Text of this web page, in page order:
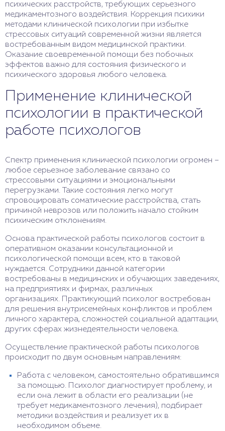
психических расстройств, требующих серьезного
медикаментозного воздействия. Коррекция психики
методами клинической психологии при избытке
стрессовых ситуаций современной жизни является
востребованным видом медицинской практики.
Оказание своевременной помощи без побочных
эффектов важно для состояния физического и
психического здоровья любого человека.
Применение клинической
психологии в практической
работе психологов
Спектр применения клинической психологии огромен –
любое серьезное заболевание связано со
стрессовыми ситуациями и эмоциональными
перегрузками. Такие состояния легко могут
спровоцировать соматические расстройства, стать
причиной неврозов или положить начало стойким
психическим отклонениям.
Основа практической работы психологов состоит в
оперативном оказании консультационной и
психологической помощи всем, кто в таковой
нуждается. Сотрудники данной категории
востребованы в медицинских и обучающих заведениях,
на предприятиях и фирмах, различных
организациях. Практикующий психолог востребован
для решения внутрисемейных конфликтов и проблем
личного характера, сложностей социальной адаптации,
других сферах жизнедеятельности человека.
Осуществление практической работы психологов
происходит по двум основным направлениям:
Работа с человеком, самостоятельно обратившимся
за помощью. Психолог диагностирует проблему, и
если она лежит в области его реализации (не
требует медикаментозного лечения), подбирает
методики воздействия и реализует их в
необходимом объеме.